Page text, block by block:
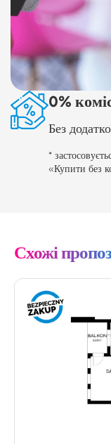
0%
Без
*
«Купити без
Схожі